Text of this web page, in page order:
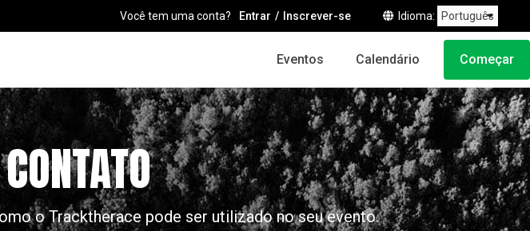
Você tem uma conta? Entrar Inscrever-se Idioma
Eventos Calendário Começar
o Tracktherace pode ser utilizado no seu evento.